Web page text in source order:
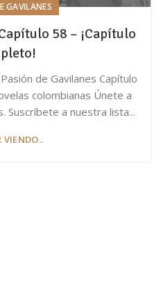
GAVILANES
58 – ¡Capítulo
de Gavilanes Capítulo
colombianas Únete a
Suscríbete a nuestra lista...
VIENDO..